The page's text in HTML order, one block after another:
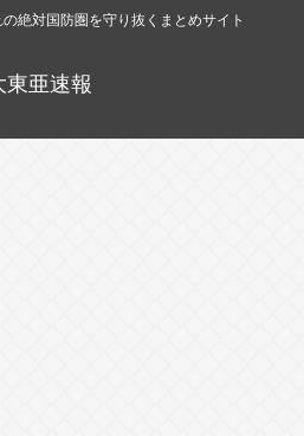
絶対国防圏を守り抜くまとめサイト
東亜速報